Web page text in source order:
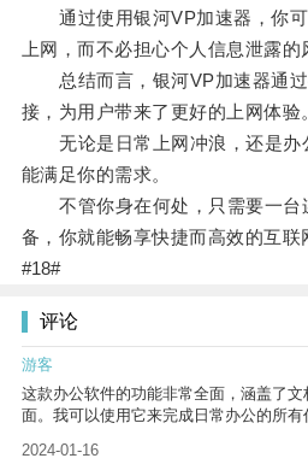
通过使用银河VP加速器，你可
上网，而不必担心个人信息泄露的
总结而言，银河VP加速器通过
接，为用户带来了更好的上网体验
无论是日常上网冲浪，还是办
能满足你的需求。
不管你身在何处，只需要一台
备，你就能畅享快捷而高效的互联
#18#
评论
游客
这款办公软件的功能非常全面，涵盖了
面。我可以使用它来完成日常办公的所有
2024-01-16